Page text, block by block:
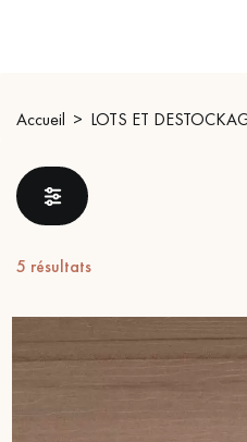
PARQUET VIEILLI
PARQUET LAMES LARGES XXL
ACCESSOIRES PARQUET
Accueil LOTS ET
5 résultats